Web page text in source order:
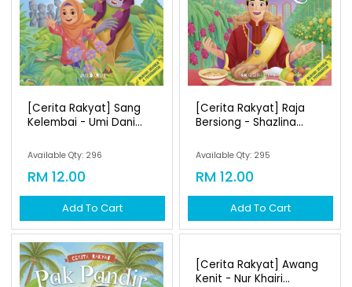
[cerita Rakyat] Sang
Kelembai - Umi Dani...
Available Qty: 296
RM 12.00
Add To Cart
[cerita Rakyat] Raja
Bersiong - Shazlina...
Available Qty: 295
RM 12.00
Add To Cart
[cerita Rakyat] Awang
Kenit - Nur Khairi...